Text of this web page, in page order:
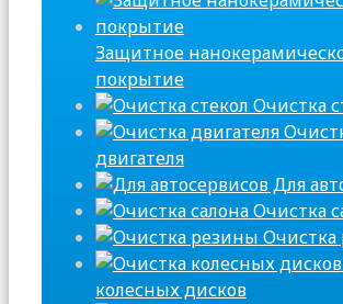
Защитное
покрытие
Очистка
двигателя
Для
Очистка
колесных дисков